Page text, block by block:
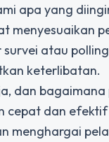
apa yang
menyesuaikan
atau
keterlibatan.
dan bagaimana
cepat dan
menghargai